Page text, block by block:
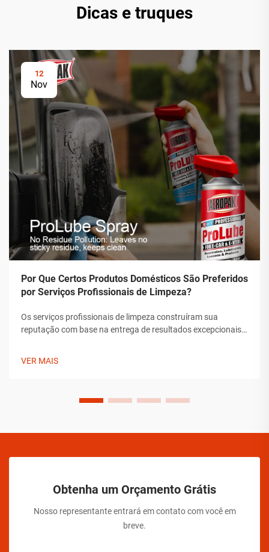
Dicas e truques
12
Nov
Por Que Certos Produtos Domésticos São Preferidos
por Serviços Profissionais de Limpeza?
Os serviços profissionais de limpeza construíram sua
reputação com base na entrega de resultados excepcionais
VER MAIS
Obtenha um Orçamento Grátis
Nosso representante entrará em contato com você em
breve.